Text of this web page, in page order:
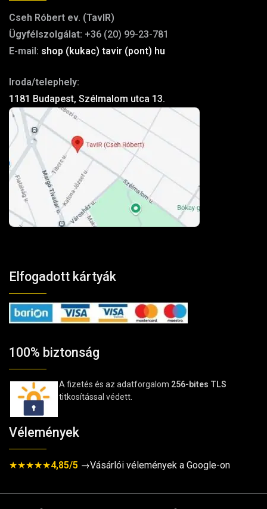
Cseh Róbert ev. (TavIR)
Ügyfélszolgálat: +36 (20) 99-23-781
E-mail: shop (kukac) tavir (pont) hu
Iroda/telephely:
1181 Budapest, Szélmalom utca 13.
Elfogadott kártyák
100% biztonság
A fizetés és az adatforgalom 256-bites TLS
titkosítással védett.
Vélemények
★★★★★4,85/5 →Vásárlói vélemények a Google-on